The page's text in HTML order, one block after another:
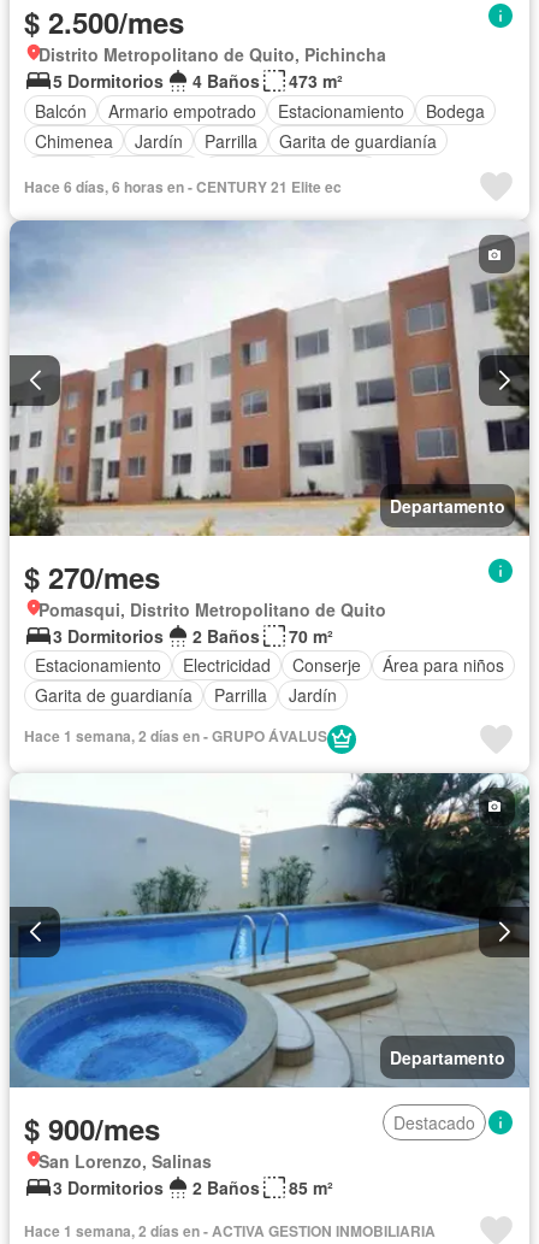
$ 2.500/mes
Distrito Metropolitano de Quito, Pichincha
5 Dormitorios
4 Baños
473 m²
Balcón
Armario empotrado Estacionamiento
Bodega
Chimenea
Jardín Parrilla
Garita de guardianía
Cuarto de servicio
Piscina Patio Sin amoblar
Hace 6 días, 6 horas en - CENTURY 21 Elite ec
Departamento
$ 270/mes
Pomasqui, Distrito Metropolitano de Quito
3 Dormitorios
2 Baños
70 m²
Estacionamiento
Electricidad Conserje
Área para niños
Garita de guardianía
Parrilla Jardín
Hace 1 semana, 2 días en - GRUPO ÁVALUS
Departamento
$ 900/mes
Destacado
San Lorenzo, Salinas
3 Dormitorios
2 Baños 85 m²
Hace 1 semana, 2 días en - ACTIVA GESTION INMOBILIARIA